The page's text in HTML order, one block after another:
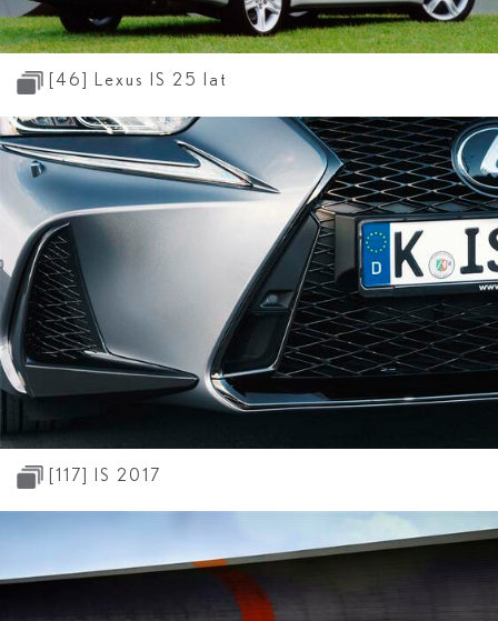
[46] Lexus IS 25 lat
[117] IS 2017